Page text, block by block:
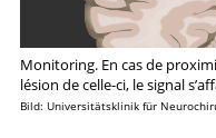
Monitoring. En cas de
lésion de celle-ci, le signal
Bild: Universitätsklinik für